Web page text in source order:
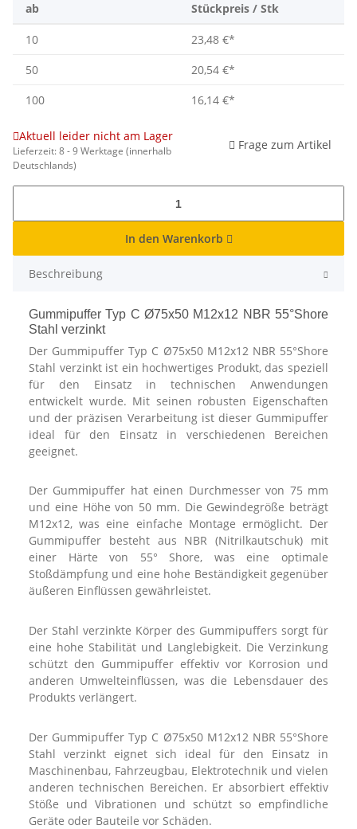
ab Stückpreis / Stk
10 23,48 €*
50
20,54 €*
100
16,14 €*
Aktuell leider nicht am Lager
Lieferzeit:8 - 9 Werktage (innerhalb
Deutschlands)
Frage zum Artikel
In den Warenkorb
Beschreibung
Gummipuffer Typ C Ø75x50 M12x12 NBR 55°Shore
Stahl verzinkt
Der Gummipuffer Typ C Ø75x50 M12x12 NBR 55°Shore
Stahl verzinkt ist ein hochwertiges Produkt, das speziell
für den Einsatz in technischen Anwendungen
entwickelt wurde. Mit seinen robusten Eigenschaften
und der präzisen Verarbeitung ist dieser Gummipuffer
ideal für den Einsatz in verschiedenen Bereichen
geeignet.
Der Gummipuffer hat einen Durchmesser von 75 mm
und eine Höhe von 50 mm. Die Gewindegröße beträgt
M12x12, was eine einfache Montage ermöglicht. Der
Gummipuffer besteht aus NBR (Nitrilkautschuk) mit
einer Härte von 55° Shore, was eine optimale
Stoßdämpfung und eine hohe Beständigkeit gegenüber
äußeren Einflüssen gewährleistet.
Der Stahl verzinkte Körper des Gummipuffers sorgt für
eine hohe Stabilität und Langlebigkeit. Die Verzinkung
schützt den Gummipuffer effektiv vor Korrosion und
anderen Umwelteinflüssen, was die Lebensdauer des
Produkts verlängert.
Der Gummipuffer Typ C Ø75x50 M12x12 NBR 55°Shore
Stahl verzinkt eignet sich ideal für den Einsatz in
Maschinenbau, Fahrzeugbau, Elektrotechnik und vielen
anderen technischen Bereichen. Er absorbiert effektiv
Stöße und Vibrationen und schützt so empfindliche
Geräte oder Bauteile vor Schäden.